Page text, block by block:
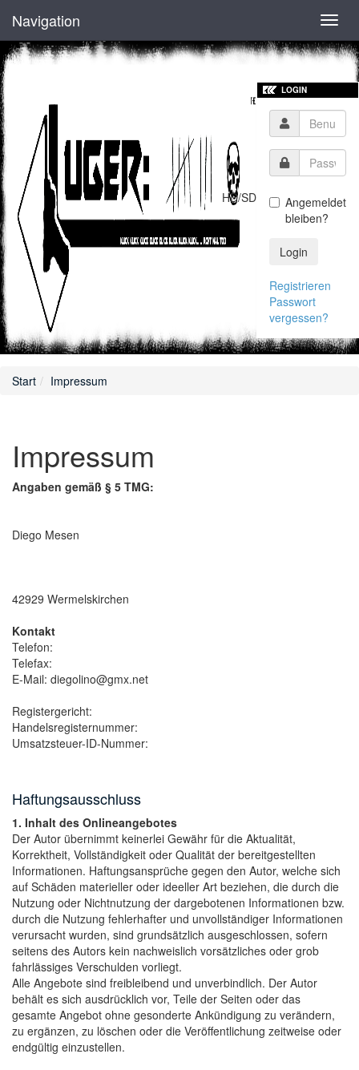
Navigation
HD/SD
LOGIN
Angemeldet
bleiben?
Login
Registrieren
Passwort
vergessen?
Start Impressum
Impressum
Angaben gemäß § 5 TMG:
Diego Mesen
42929 Wermelskirchen
Kontakt
Telefon:
Telefax:
E-Mail: diegolino@gmx.net
Registergericht:
Handelsregisternummer:
Umsatzsteuer-ID-Nummer:
Haftungsausschluss
1. Inhalt des Onlineangebotes
Der Autor übernimmt keinerlei Gewähr für die Aktualität,
Korrektheit, Vollständigkeit oder Qualität der bereitgestellten
Informationen. Haftungsansprüche gegen den Autor, welche sich
auf Schäden materieller oder ideeller Art beziehen, die durch die
Nutzung oder Nichtnutzung der dargebotenen Informationen bzw.
durch die Nutzung fehlerhafter und unvollständiger Informationen
verursacht wurden, sind grundsätzlich ausgeschlossen, sofern
seitens des Autors kein nachweislich vorsätzliches oder grob
fahrlässiges Verschulden vorliegt.
Alle Angebote sind freibleibend und unverbindlich. Der Autor
behält es sich ausdrücklich vor, Teile der Seiten oder das
gesamte Angebot ohne gesonderte Ankündigung zu verändern,
zu ergänzen, zu löschen oder die Veröffentlichung zeitweise oder
endgültig einzustellen.